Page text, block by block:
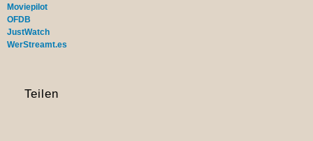
Moviepilot
OFDB
JustWatch
WerStreamt.es
Teilen